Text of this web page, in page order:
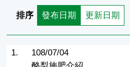
排序 發布日期 更新日期
1.
108/07/04